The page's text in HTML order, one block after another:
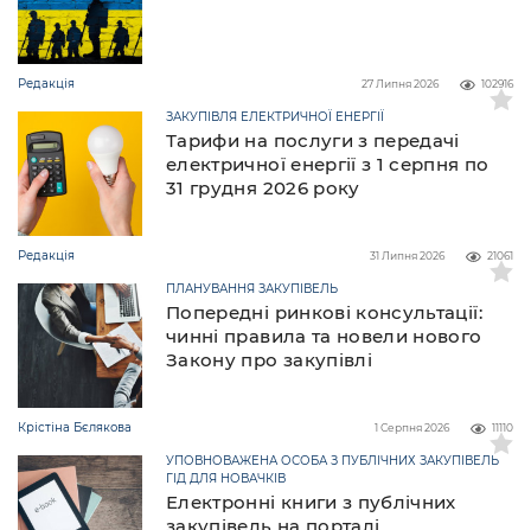
Редакція 102916
27 Липня 2026
Тарифи на послуги з передачі
електричної енергії з 1 серпня по
31 грудня 2026 року
ЗАКУПІВЛЯ ЕЛЕКТРИЧНОЇ ЕНЕРГІЇ
Редакція 21061
31 Липня 2026
Попередні ринкові консультації:
чинні правила та новели нового
Закону про закупівлі
ПЛАНУВАННЯ ЗАКУПІВЕЛЬ
Крістіна Бєлякова 11110
1 Серпня 2026
Електронні книги з публічних
УПОВНОВАЖЕНА ОСОБА З ПУБЛІЧНИХ ЗАКУПІВЕЛЬ
ГІД ДЛЯ НОВАЧКІВ